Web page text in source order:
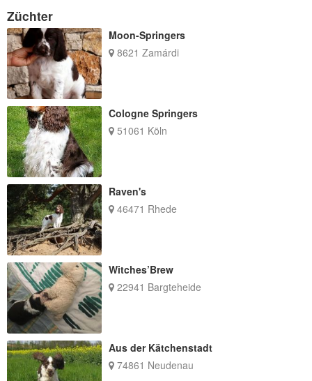
Züchter
Moon-Springers
8621 Zamárdi
Cologne Springers
51061 Köln
Raven's
46471 Rhede
Witches’Brew
22941 Bargteheide
Aus der Kätchenstadt
74861 Neudenau